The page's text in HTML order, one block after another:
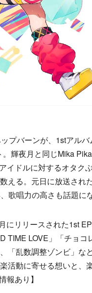
プバーンが、1stアル
輝夜月と同じMika
イドルに対するオタク
える。元日に放送され
歌唱力の高さも話題にな
にリリースされた1st
TIME LOVE」「チョコ
「乱数調整ゾンビ」な
活動に寄せる想いと、
報あり】